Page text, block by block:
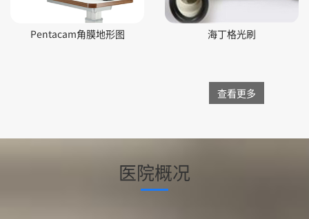
Pentacam角膜地形图 海丁格光刷
查看更多
医院概况